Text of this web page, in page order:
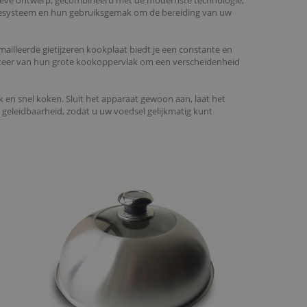
en hun gebruiksgemak om de bereiding van uw
gietijzeren kookplaat biedt je een constante en
van hun grote kookoppervlak om een verscheidenheid
snel koken. Sluit het apparaat gewoon aan, laat het
zodat u uw voedsel gelijkmatig kunt